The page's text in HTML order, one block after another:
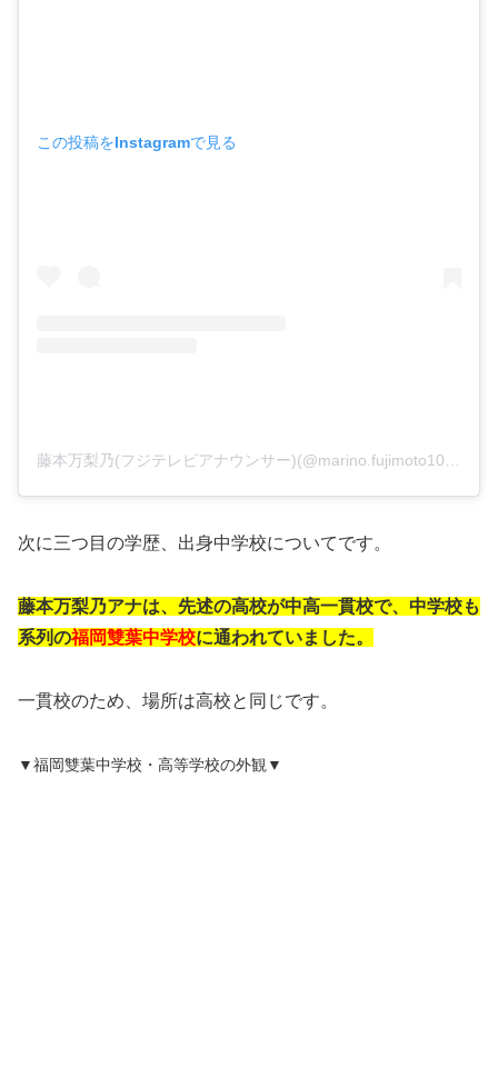
この投稿をInstagramで見る
藤本万梨乃(フジテレビアナウンサー)(@marino.fujimoto1030)がシェアした投稿
次に三つ目の学歴、出身中学校についてです。
藤本万梨乃アナは、先述の高校が中高一貫校で、中学校も
系列の福岡雙葉中学校に通われていました。
一貫校のため、場所は高校と同じです。
▼福岡雙葉中学校・高等学校の外観▼